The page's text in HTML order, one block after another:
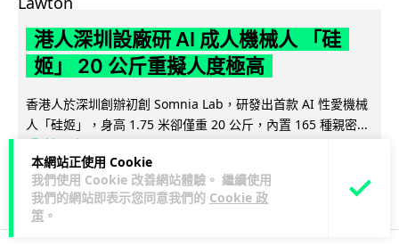
本網站正使用 Cookie
我們使用 Cookie 改善網站體驗。 繼續使用
我們的網站即表示您同意我們的 Cookie 政
策 。
港人深圳設廠研 AI 成人機械人 「硅
姬」 20 公斤重擬人度極高
香港人於深圳創辦初創 Somnia Lab，研發出首款 AI 性愛機械
人「硅姬」，身高 1.75 米卻僅重 20 公斤，內置 165 種親密...
閱讀全文
33 14 ↗ 分享